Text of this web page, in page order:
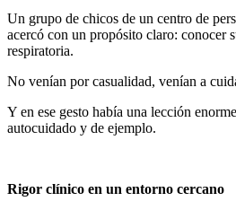
Un grupo de chicos de un centro de
acercó con un propósito claro: conocer
respiratoria.
No venían por casualidad, venían a
Y en ese gesto había una lección
autocuidado y de ejemplo.
Rigor clínico en un entorno cercano